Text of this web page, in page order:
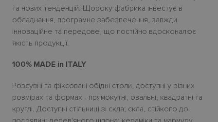
та нових тенденцій. Щороку фабрика інвестує в
обладнання, програмне забезпечення, завжди
інноваційне та передове, що постійно вдосконалює
якість продукції.
100% MADE in ITALY
Розсувні та фіксовані обідні столи, доступні у різних
розмірах та формах - прямокутні, овальні, квадратні та
круглі. Доступні стільниці зі скла; скла, стійкого до